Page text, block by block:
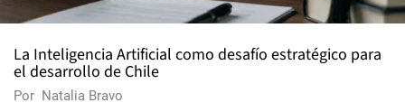
La Inteligencia Artificial como desafío estratégico para
el desarrollo de Chile
Por Natalia Bravo